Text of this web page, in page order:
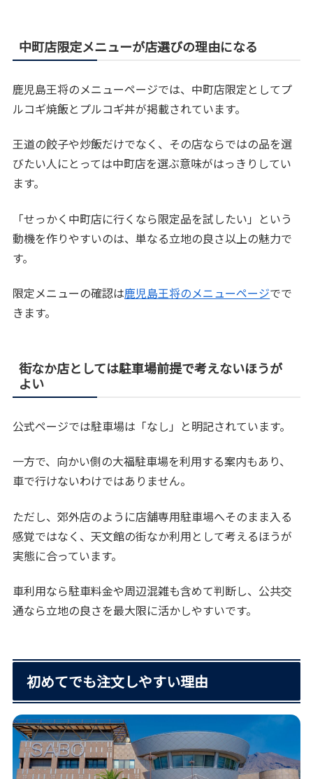
中町店限定メニューが店選びの理由になる
鹿児島王将のメニューページでは、中町店限定としてプ
ルコギ焼飯とプルコギ丼が掲載されています。
王道の餃子や炒飯だけでなく、その店ならではの品を選
びたい人にとっては中町店を選ぶ意味がはっきりしてい
ます。
「せっかく中町店に行くなら限定品を試したい」という
動機を作りやすいのは、単なる立地の良さ以上の魅力で
す。
限定メニューの確認は鹿児島王将のメニューページでで
きます。
街なか店としては駐車場前提で考えないほうが
よい
公式ページでは駐車場は「なし」と明記されています。
一方で、向かい側の大福駐車場を利用する案内もあり、
車で行けないわけではありません。
ただし、郊外店のように店舗専用駐車場へそのまま入る
感覚ではなく、天文館の街なか利用として考えるほうが
実態に合っています。
車利用なら駐車料金や周辺混雑も含めて判断し、公共交
通なら立地の良さを最大限に活かしやすいです。
初めてでも注文しやすい理由